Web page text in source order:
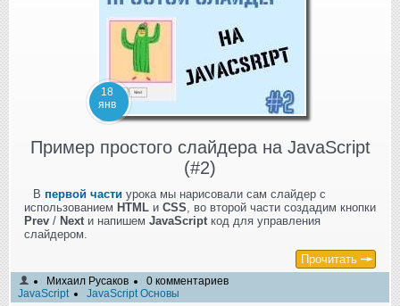
18
янв
Пример простого слайдера на JavaScript
(#2)
В первой части урока мы нарисовали сам слайдер с
использованием HTML и CSS , во второй части создадим кнопки
Prev / Next и напишем JavaScript код для управления
слайдером.
Прочитать
Михаил Русаков
0 комментариев
JavaScript
JavaScript Основы